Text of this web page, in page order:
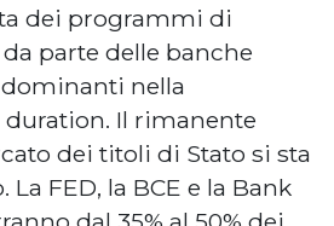
dei programmi di
parte delle banche
nella
Il rimanente
dei titoli di Stato si sta
FED, la BCE e la Bank